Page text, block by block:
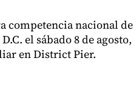
competencia nacional de
el sábado 8 de agosto,
en District Pier.